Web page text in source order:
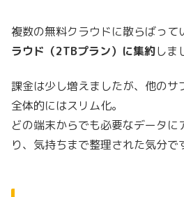
複数の無料クラウドに散らばって
ラウド（2TBプラン）に集約しま
課金は少し増えましたが、他のサ
全体的にはスリム化。
どの端末からでも必要なデータ
り、気持ちまで整理された気分で